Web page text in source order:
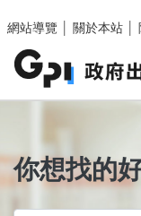
網站導覽
關於本站
你想找的